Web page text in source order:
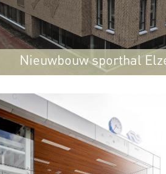
Nieuwbouw sporthal